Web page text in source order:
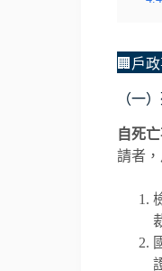
🏢戶
（一
自死
請者